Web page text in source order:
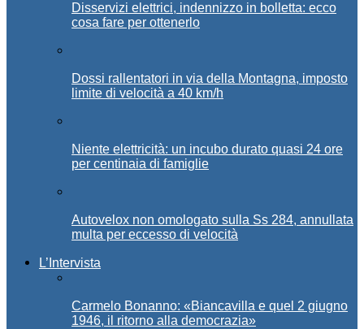
Disservizi elettrici, indennizzo in bolletta: ecco
cosa fare per ottenerlo
Dossi rallentatori in via della Montagna, imposto
limite di velocità a 40 km/h
Niente elettricità: un incubo durato quasi 24 ore
per centinaia di famiglie
Autovelox non omologato sulla Ss 284, annullata
multa per eccesso di velocità
L’Intervista
Carmelo Bonanno: «Biancavilla e quel 2 giugno
1946, il ritorno alla democrazia»